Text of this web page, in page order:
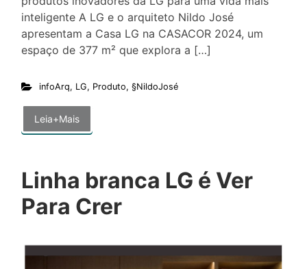
inteligente A LG e o arquiteto Nildo José
apresentam a Casa LG na CASACOR 2024, um
espaço de 377 m² que explora a […]
infoArq, LG, Produto, §NildoJosé
Leia+Mais
Linha branca LG é Ver
Para Crer